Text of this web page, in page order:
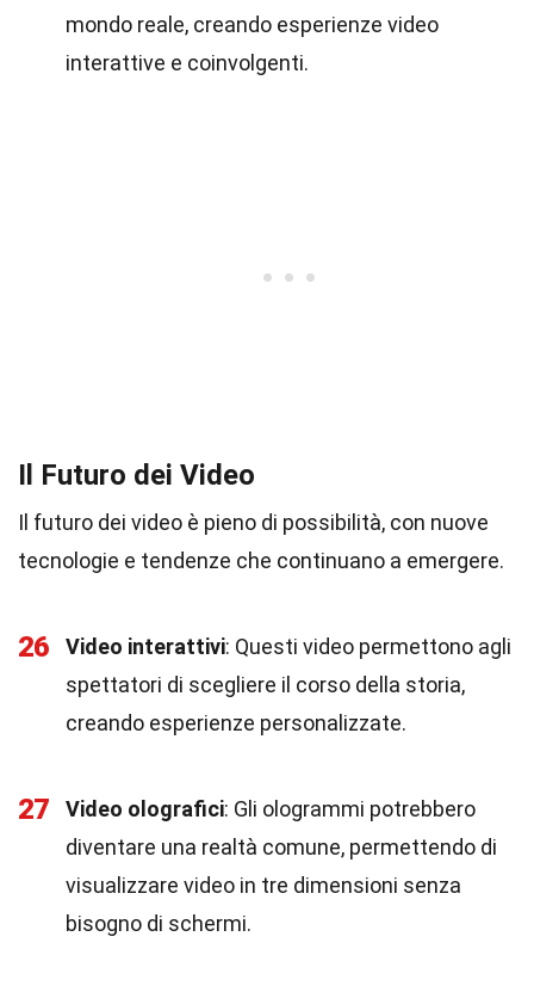
mondo reale, creando esperienze video
interattive e coinvolgenti.
Il Futuro dei Video
Il futuro dei video è pieno di possibilità, con nuove
tecnologie e tendenze che continuano a emergere.
26 Video interattivi: Questi video permettono agli
spettatori di scegliere il corso della storia,
creando esperienze personalizzate.
27 Video olografici: Gli ologrammi potrebbero
diventare una realtà comune, permettendo di
visualizzare video in tre dimensioni senza
bisogno di schermi.